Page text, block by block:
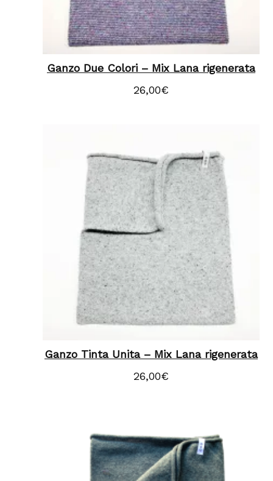
Ganzo Due Colori – Mix Lana rigenerata
26,00€
Ganzo Tinta Unita – Mix Lana rigenerata
26,00€